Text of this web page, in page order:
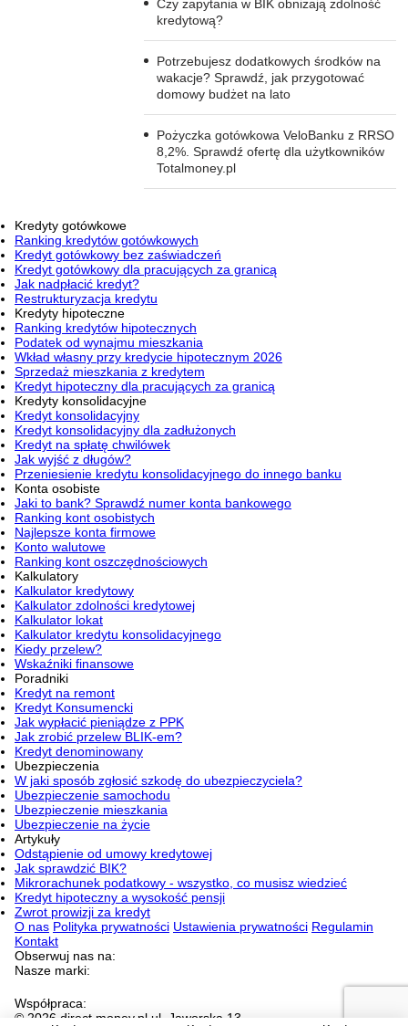
Czy zapytania w BIK obniżają zdolność
kredytową?
Potrzebujesz dodatkowych środków na
wakacje? Sprawdź, jak przygotować
domowy budżet na lato
Pożyczka gotówkowa VeloBanku z RRSO
8,2%. Sprawdź ofertę dla użytkowników
Totalmoney.pl
Kredyty gotówkowe
Ranking kredytów gotówkowych
Kredyt gotówkowy bez zaświadczeń
Kredyt gotówkowy dla pracujących za granicą
Jak nadpłacić kredyt?
Restrukturyzacja kredytu
Kredyty hipoteczne
Ranking kredytów hipotecznych
Podatek od wynajmu mieszkania
Wkład własny przy kredycie hipotecznym 2026
Sprzedaż mieszkania z kredytem
Kredyt hipoteczny dla pracujących za granicą
Kredyty konsolidacyjne
Kredyt konsolidacyjny
Kredyt konsolidacyjny dla zadłużonych
Kredyt na spłatę chwilówek
Jak wyjść z długów?
Przeniesienie kredytu konsolidacyjnego do innego banku
Konta osobiste
Jaki to bank? Sprawdź numer konta bankowego
Ranking kont osobistych
Najlepsze konta firmowe
Konto walutowe
Ranking kont oszczędnościowych
Kalkulatory
Kalkulator kredytowy
Kalkulator zdolności kredytowej
Kalkulator lokat
Kalkulator kredytu konsolidacyjnego
Kiedy przelew?
Wskaźniki finansowe
Poradniki
Kredyt na remont
Kredyt Konsumencki
Jak wypłacić pieniądze z PPK
Jak zrobić przelew BLIK-em?
Kredyt denominowany
Ubezpieczenia
W jaki sposób zgłosić szkodę do ubezpieczyciela?
Ubezpieczenie samochodu
Ubezpieczenie mieszkania
Ubezpieczenie na życie
Artykuły
Odstąpienie od umowy kredytowej
Jak sprawdzić BIK?
Mikrorachunek podatkowy - wszystko, co musisz wiedzieć
Kredyt hipoteczny a wysokość pensji
Zwrot prowizji za kredyt
O nas Polityka prywatności Ustawienia prywatności Regulamin
Kontakt
Obserwuj nas na:
Nasze marki:
Współpraca:
© 2026 direct.money.pl ul. Jaworska 13,